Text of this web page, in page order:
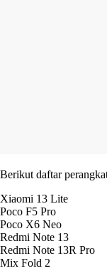
Berikut daftar
Xiaomi 13 Lite
Poco F5 Pro
Poco X6 Neo
Redmi Note 13
Redmi Note 13R Pro
Mix Fold 2